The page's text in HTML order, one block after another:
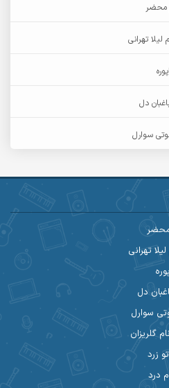
آوات یگانه
ابوالحسن جاویدان
محضر
تهرانی
دل
سوارل
محضر
تهرانی
دل
سوارل
گلریزان
زرد
درد